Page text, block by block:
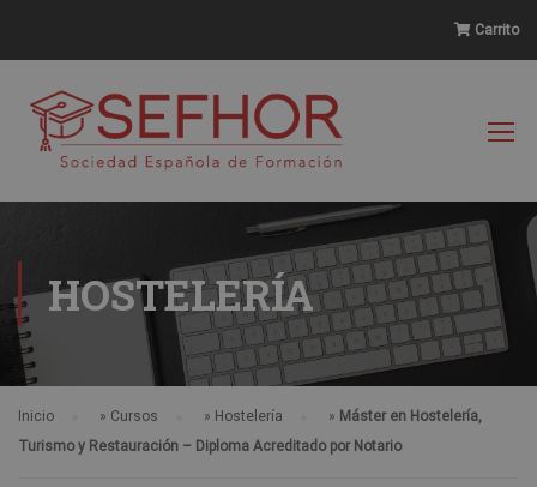
Carrito
HOSTELERÍA
Inicio » Cursos » Hostelería » Máster en Hostelería,
Turismo y Restauración – Diploma Acreditado por Notario